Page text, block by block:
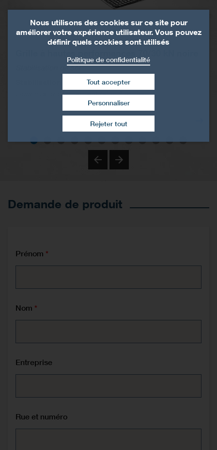
Stabilisation de sol
Stabilisation de talus et de rocher
Grilles de renforcement talus & rocher
Demande de produit
Prénom
Nom
Entreprise
Rue et numéro
Nous utilisons des cookies sur ce site pour
améliorer votre expérience utilisateur. Vous pouvez
définir quels cookies sont utilisés
Politique de confidentialité
Rejeter tout
Tout accepter
Retirer le consentement
Personnaliser